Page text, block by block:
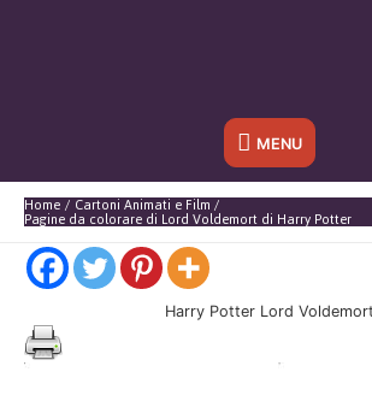
Sotto
l'header
MENU
Home Cartoni Animati e Film
Pagine da colorare di Lord Voldemort di Harry Potter
Harry Potter Lord Voldemort